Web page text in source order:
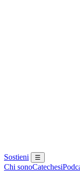
Sostieni ☰
Chi sonoCatechesi